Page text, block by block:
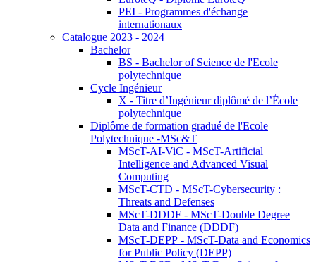
PEI - Programmes d'échange
internationaux
Catalogue 2023 - 2024
Bachelor
BS - Bachelor of Science de l'Ecole
polytechnique
Cycle Ingénieur
X - Titre d’Ingénieur diplômé de l’École
polytechnique
Diplôme de formation gradué de l'Ecole
Polytechnique -MSc&T
MScT-AI-ViC - MScT-Artificial
Intelligence and Advanced Visual
Computing
MScT-CTD - MScT-Cybersecurity :
Threats and Defenses
MScT-DDDF - MScT-Double Degree
Data and Finance (DDDF)
MScT-DEPP - MScT-Data and Economics
for Public Policy (DEPP)